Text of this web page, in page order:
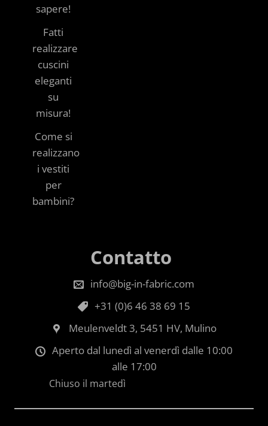
sapere!
Fatti
realizzare
cuscini
eleganti
su
misura!
Come si
realizzano
i vestiti
per
bambini?
Contatto
info@big-in-fabric.com
+31 (0)6 46 38 69 15
Meulenveldt 3, 5451 HV, Mulino
Aperto dal lunedì al venerdì dalle 10:00
alle 17:00
Chiuso il martedì